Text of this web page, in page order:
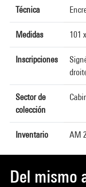
Técnica
Medidas 101
Inscripciones
Sector de
colección
Inventario AM
Del mismo